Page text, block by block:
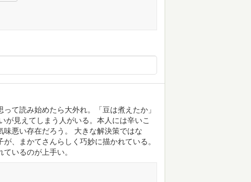
て読み始めたら大外れ。「豆は煮えたか」
が見えてしまう人がいる。本人には辛いこ
悪い存在だろう。 大きな解決策ではな
、まかてさんらしく巧妙に描かれている。
いるのが上手い。